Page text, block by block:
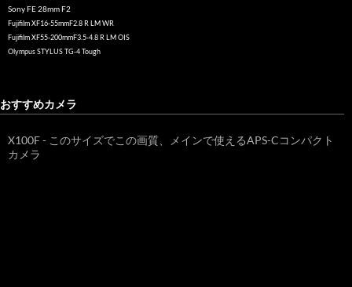
Sony FE 28mm F2
Fujifilm XF16-55mmF2.8 R LM WR
Fujifilm XF55-200mmF3.5-4.8 R LM OIS
Olympus STYLUS TG-4 Tough
おすすめカメラ
X100F - このサイズでこの画質、メインで使えるAPS-Cコンパクト
カメラ